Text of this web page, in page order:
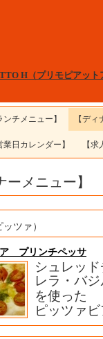
H（プリモピアット
ンチメニュー】 【デ
業日カレンダー】 【
ーメニュー】
ツァ）
ア プリンチペッサ
シュレッ
レラ・バ
を使った
ピッツァ